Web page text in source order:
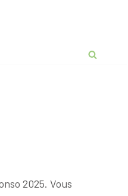
2025. Vous